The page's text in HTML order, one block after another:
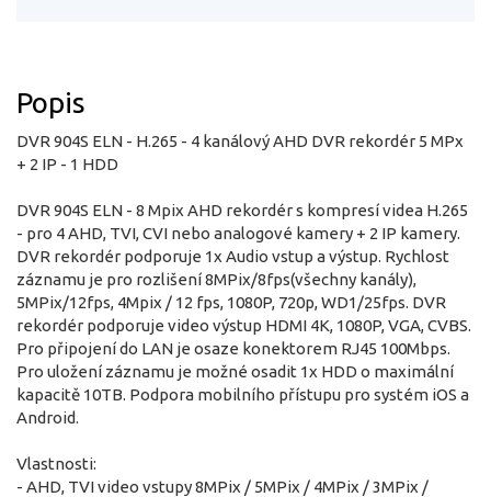
Popis
DVR 904S ELN - H.265 - 4 kanálový AHD DVR rekordér 5 MPx
+ 2 IP - 1 HDD
DVR 904S ELN - 8 Mpix AHD rekordér s kompresí videa H.265
- pro 4 AHD, TVI, CVI nebo analogové kamery + 2 IP kamery.
DVR rekordér podporuje 1x Audio vstup a výstup. Rychlost
záznamu je pro rozlišení 8MPix/8fps(všechny kanály),
5MPix/12fps, 4Mpix / 12 fps, 1080P, 720p, WD1/25fps. DVR
rekordér podporuje video výstup HDMI 4K, 1080P, VGA, CVBS.
Pro připojení do LAN je osaze konektorem RJ45 100Mbps.
Pro uložení záznamu je možné osadit 1x HDD o maximální
kapacitě 10TB. Podpora mobilního přístupu pro systém iOS a
Android.
Vlastnosti:
- AHD, TVI video vstupy 8MPix / 5MPix / 4MPix / 3MPix /